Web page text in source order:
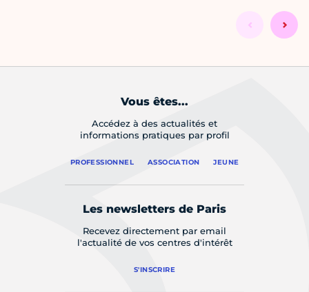
Vous êtes...
Accédez à des actualités et
informations pratiques par profil
PROFESSIONNEL ASSOCIATION JEUNE
Les newsletters de Paris
Recevez directement par email
l'actualité de vos centres d'intérêt
S'INSCRIRE